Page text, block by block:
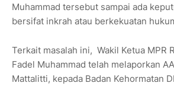
Muhammad tersebut sampai ada
bersifat inkrah atau berkekuatan
Terkait masalah ini, Wakil Ketua MPR
Fadel Muhammad telah melaporkan
Mattalitti, kepada Badan Kehormatan